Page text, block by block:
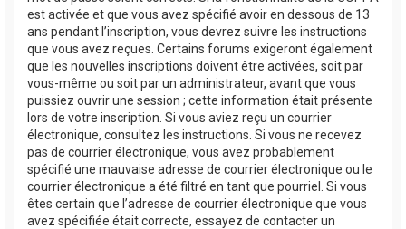
est activée et que vous avez spécifié avoir en dessous de 13
ans pendant l’inscription, vous devrez suivre les instructions
que vous avez reçues. Certains forums exigeront également
que les nouvelles inscriptions doivent être activées, soit par
vous-même ou soit par un administrateur, avant que vous
puissiez ouvrir une session ; cette information était présente
lors de votre inscription. Si vous aviez reçu un courrier
électronique, consultez les instructions. Si vous ne recevez
pas de courrier électronique, vous avez probablement
spécifié une mauvaise adresse de courrier électronique ou le
courrier électronique a été filtré en tant que pourriel. Si vous
êtes certain que l’adresse de courrier électronique que vous
avez spécifiée était correcte, essayez de contacter un